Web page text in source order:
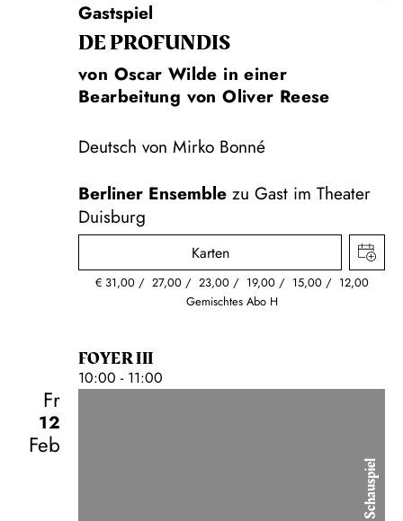
Gastspiel
DE PROFUNDIS
von Oscar Wilde in einer
Bearbeitung von Oliver Reese
Deutsch von Mirko Bonné
Berliner Ensemble zu Gast im Theater
Duisburg
Karten
€ 31,00 27,00 23,00 19,00 15,00
12,00
Gemischtes Abo H
FOYER III
10:00 - 11:00
Fr
12
Feb
Schauspiel